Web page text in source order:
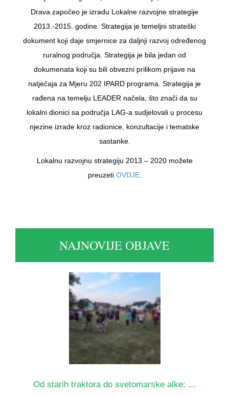
Drava započeo je izradu Lokalne razvojne strategije
2013.-2015. godine. Strategija je temeljni strateški
dokument koji daje smjernice za daljnji razvoj određenog
ruralnog područja. Strategija je bila jedan od
dokumenata koji su bili obvezni prilikom prijave na
natječaja za Mjeru 202 IPARD programa. Strategija je
rađena na temelju LEADER načela, što znači da su
lokalni dionici sa područja LAG-a sudjelovali u procesu
njezine izrade kroz radionice, konzultacije i tematske
sastanke.
Lokalnu razvojnu strategiju 2013 – 2020 možete
preuzeti OVDJE.
NAJNOVIJE OBJAVE
Od starih traktora do svetomarske alke: ...